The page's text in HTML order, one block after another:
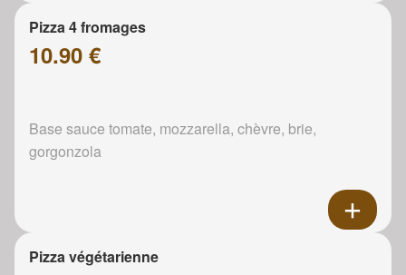
Pizza 4 fromages
10.90 €
Base sauce tomate, mozzarella, chèvre, brie,
gorgonzola
Pizza végétarienne